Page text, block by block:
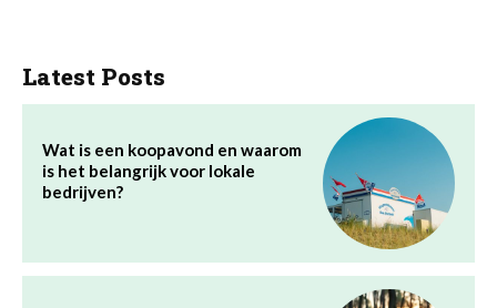
Latest Posts
Wat is een koopavond en waarom
is het belangrijk voor lokale
bedrijven?